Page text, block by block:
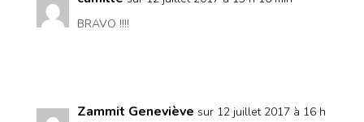
BRAVO !!!!
Zammit Geneviève sur 12 juillet 2017 à 16 h